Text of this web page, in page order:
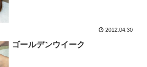
2012.04.30
ゴールデンウイーク